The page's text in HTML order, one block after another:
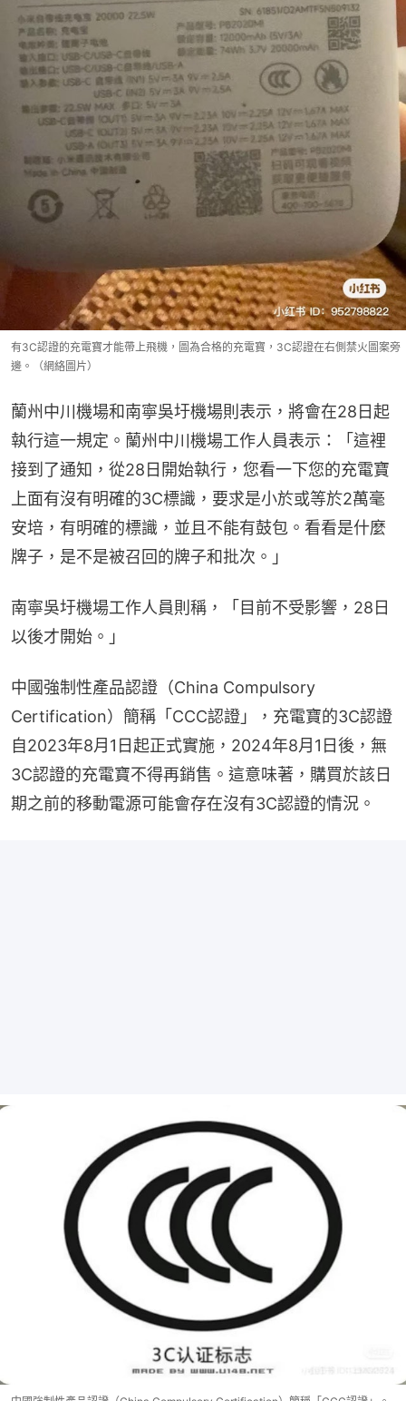
有3C認證的充電寶才能帶上飛機，圖為合格的充電寶，3C認證在右側禁火圖案旁
邊。（網絡圖片）
蘭州中川機場和南寧吳圩機場則表示，將會在28日起
執行這一規定。蘭州中川機場工作人員表示：「這裡
接到了通知，從28日開始執行，您看一下您的充電寶
上面有沒有明確的3C標識，要求是小於或等於2萬毫
安培，有明確的標識，並且不能有鼓包。看看是什麼
牌子，是不是被召回的牌子和批次。」
南寧吳圩機場工作人員則稱，「目前不受影響，28日
以後才開始。」
中國強制性產品認證（China Compulsory
Certification）簡稱「CCC認證」，充電寶的3C認證
自2023年8月1日起正式實施，2024年8月1日後，無
3C認證的充電寶不得再銷售。這意味著，購買於該日
期之前的移動電源可能會存在沒有3C認證的情況。